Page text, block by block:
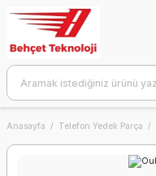
Anasayfa Telefon Yedek Parça